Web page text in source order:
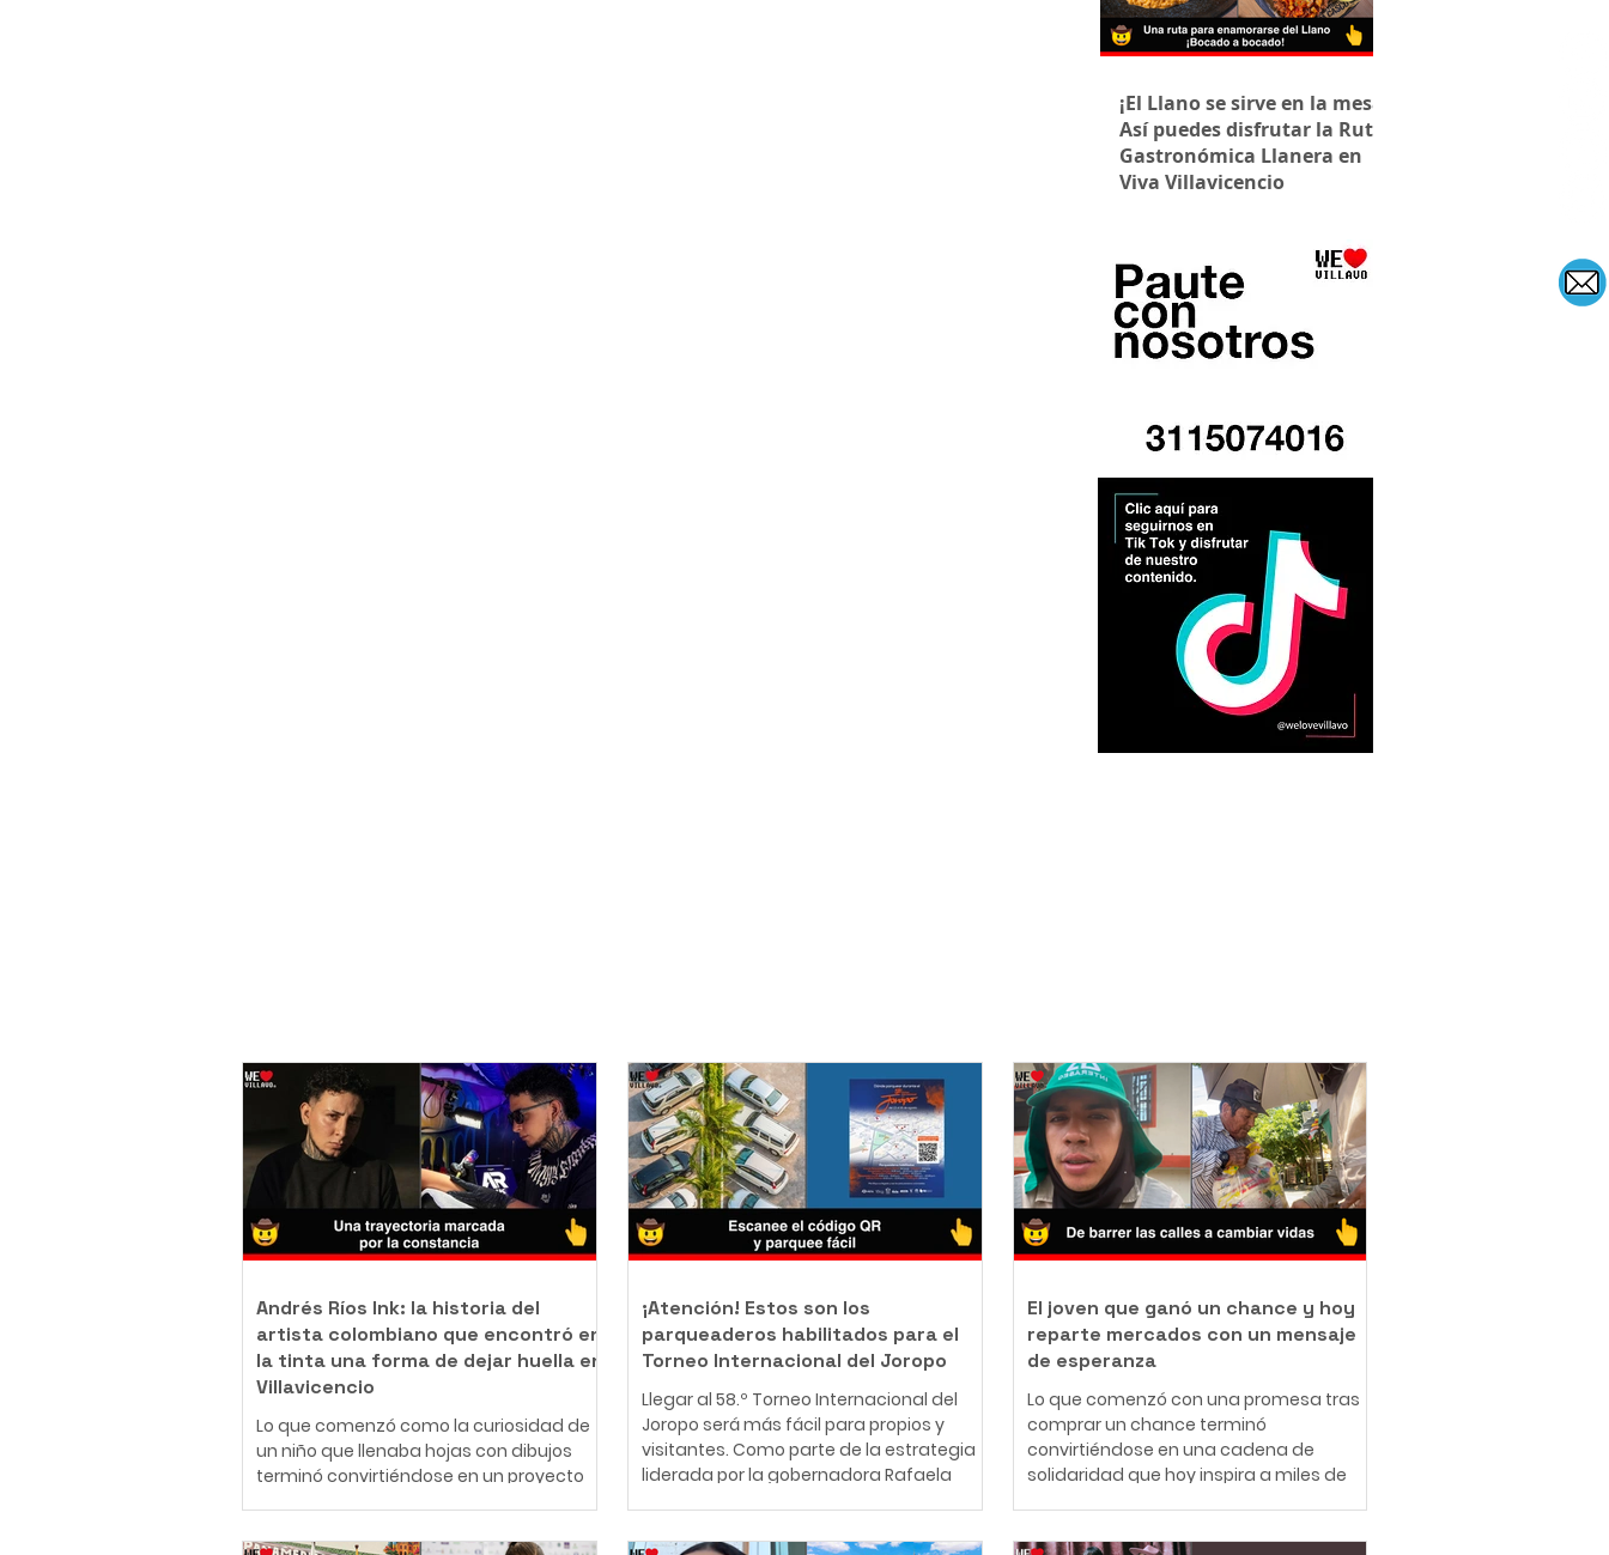
¡El Llano se sirve en la mesa!
Así puedes disfrutar la Ruta
Gastronómica Llanera en
Viva Villavicencio
Andrés Ríos Ink: la historia del
artista colombiano que encontró en
la tinta una forma de dejar huella en
Villavicencio
Lo que comenzó como la curiosidad de
un niño que llenaba hojas con dibujos
terminó convirtiéndose en un proyecto
¡Atención! Estos son los
parqueaderos habilitados para el
Torneo Internacional del Joropo
Llegar al 58.º Torneo Internacional del
Joropo será más fácil para propios y
visitantes. Como parte de la estrategia
liderada por la gobernadora Rafaela
fiesta cultural del Llano, la Gobernación
El joven que ganó un chance y hoy
reparte mercados con un mensaje
de esperanza
Lo que comenzó con una promesa tras
comprar un chance terminó
convirtiéndose en una cadena de
solidaridad que hoy inspira a miles de
conocido como "Panita", combina su